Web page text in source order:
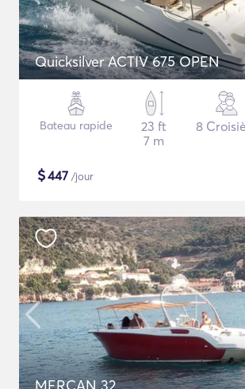
Quicksilver ACTIV 675 OPEN
Bateau rapide
23 ft
7 m
8
$447 /jour